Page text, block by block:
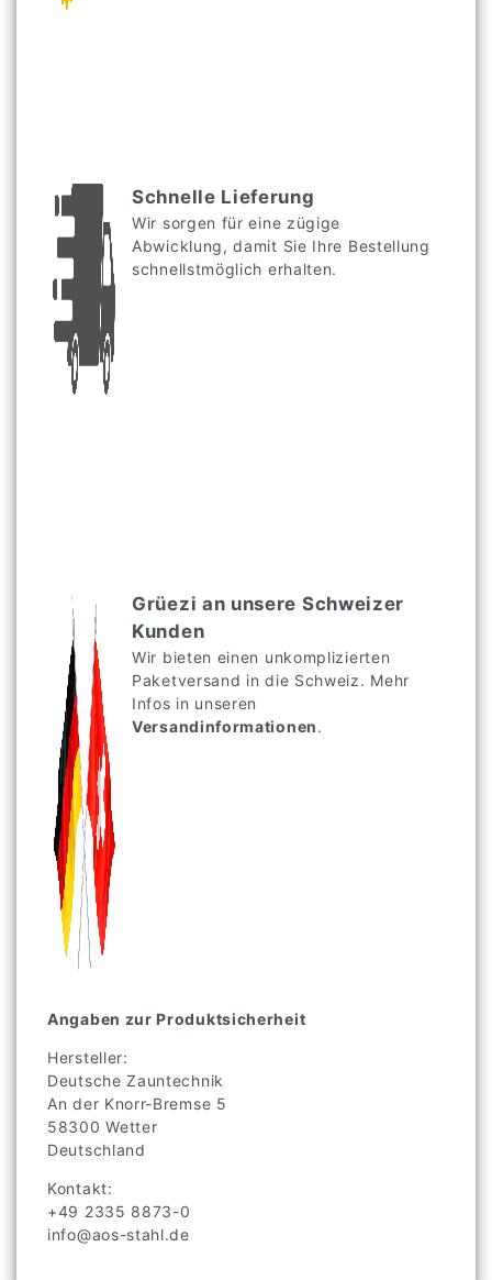
Schnelle Lieferung
Wir sorgen für eine zügige
Abwicklung, damit Sie Ihre Bestellung
schnellstmöglich erhalten.
Grüezi an unsere Schweizer
Kunden
Wir bieten einen unkomplizierten
Paketversand in die Schweiz. Mehr
Infos in unseren
Versandinformationen.
Angaben zur Produktsicherheit
Hersteller:
Deutsche Zauntechnik
An der Knorr-Bremse 5
58300 Wetter
Deutschland
Kontakt:
+49 2335 8873-0
info@aos-stahl.de